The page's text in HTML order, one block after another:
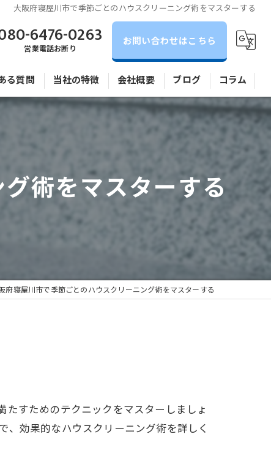
大阪府寝屋川市で季節ごとのハウスクリーニング術をマスターする
6476-0263
営業電話お断り お問い合わせはこちら
る質問 当社の特徴
マンション
相談
会社概要 ブログ コラム
術をマスターする
府寝屋川市で季節ごとのハウスクリーニング術をマスターする
すためのテクニックをマスターしましょ
効果的なハウスクリーニング術を詳しく